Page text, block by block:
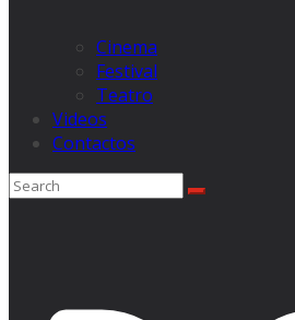
Cinema
Festival
Teatro
Videos
Contactos